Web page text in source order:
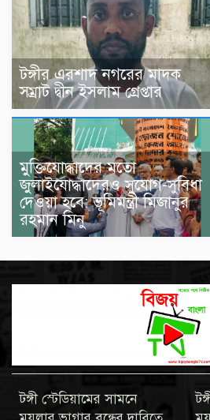
টঙ্গীর এরশাদ নগরের মাদক
সম্রাট দ্বীন ইসলাম গ্রেপ্তার
মুক্তিযোদ্ধাদের মতো
জুলাইযোদ্ধাদেরও সুযোগ-সুবিধা
দেওয়া হবে: ভূমিমন্ত্রী মিজানুর
রহমান মিনু
টঙ্গী স্টেডিয়ামের সামনে